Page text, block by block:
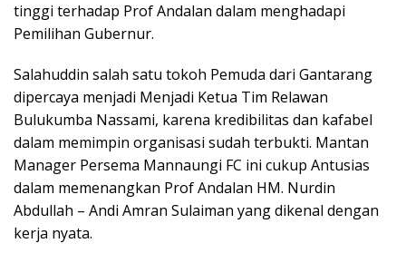
tinggi terhadap Prof Andalan dalam menghadapi
Pemilihan Gubernur.
Salahuddin salah satu tokoh Pemuda dari Gantarang
dipercaya menjadi Menjadi Ketua Tim Relawan
Bulukumba Nassami, karena kredibilitas dan kafabel
dalam memimpin organisasi sudah terbukti. Mantan
Manager Persema Mannaungi FC ini cukup Antusias
dalam memenangkan Prof Andalan HM. Nurdin
Abdullah – Andi Amran Sulaiman yang dikenal dengan
kerja nyata.